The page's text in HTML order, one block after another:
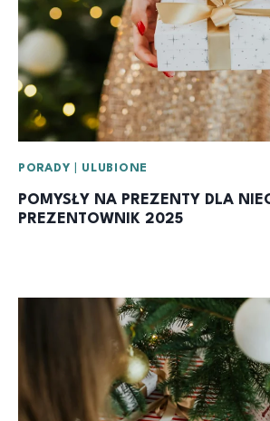
PORADY ULUBIONE
POMYSŁY NA PREZENTY DLA
PREZENTOWNIK 2025